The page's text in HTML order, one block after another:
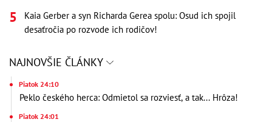
Kaia Gerber a syn Richarda Gerea spolu: Osud ich spojil
desaťročia po rozvode ich rodičov!
NAJNOVŠIE ČLÁNKY
Piatok 24:10
Peklo českého herca: Odmietol sa rozviesť, a tak... Hrôza!
Piatok 24:01